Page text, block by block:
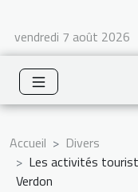
vendredi 7 août 2026
Accueil
Divers
Les activités
Verdon